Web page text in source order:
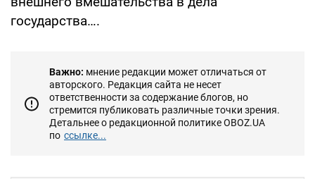
государства….
Важно: мнение редакции может отличаться от
авторского. Редакция сайта не несет
ответственности за содержание блогов, но
стремится публиковать различные точки зрения.
Детальнее о редакционной политике OBOZ.UA
по ссылке...